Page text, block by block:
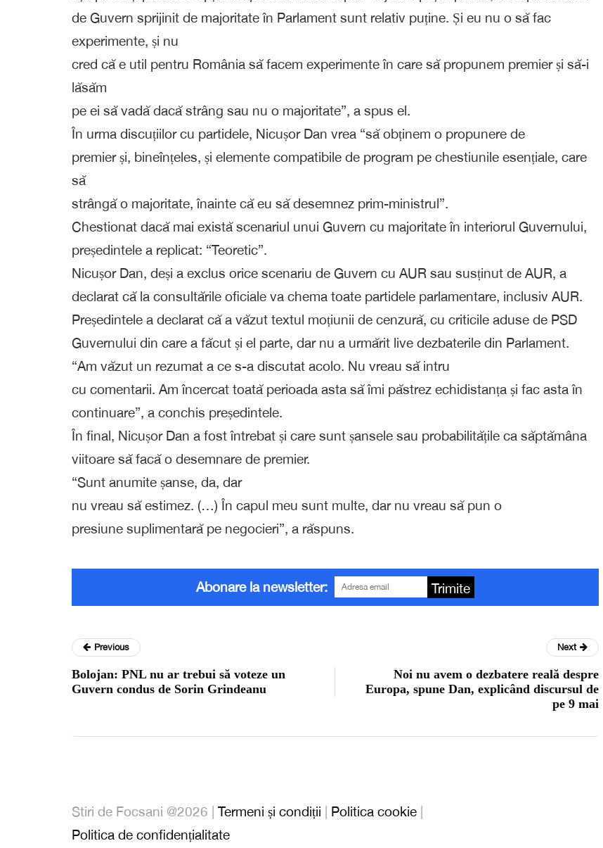
de Guvern sprijinit de majoritate în Parlament sunt relativ puține. Și eu nu o să fac
experimente, și nu
cred că e util pentru România să facem experimente în care să propunem premier și să-i
lăsăm
pe ei să vadă dacă strâng sau nu o majoritate”, a spus el.
În urma discuțiilor cu partidele, Nicușor Dan vrea “să obținem o propunere de
premier și, bineînțeles, și elemente compatibile de program pe chestiunile esențiale, care
să
strângă o majoritate, înainte că eu să desemnez prim-ministrul”.
Chestionat dacă mai există scenariul unui Guvern cu majoritate în interiorul Guvernului,
președintele a replicat: “Teoretic”.
Nicușor Dan, deși a exclus orice scenariu de Guvern cu AUR sau susținut de AUR, a
declarat că la consultările oficiale va chema toate partidele parlamentare, inclusiv AUR.
Președintele a declarat că a văzut textul moțiunii de cenzură, cu criticile aduse de PSD
Guvernului din care a făcut și el parte, dar nu a urmărit live dezbaterile din Parlament.
“Am văzut un rezumat a ce s-a discutat acolo. Nu vreau să intru
cu comentarii. Am încercat toată perioada asta să îmi păstrez echidistanța și fac asta în
continuare”, a conchis președintele.
În final, Nicușor Dan a fost întrebat și care sunt șansele sau probabilitățile ca săptămâna
viitoare să facă o desemnare de premier.
“Sunt anumite șanse, da, dar
nu vreau să estimez. (…) În capul meu sunt multe, dar nu vreau să pun o
presiune suplimentară pe negocieri”, a răspuns.
Abonare la newsletter: Trimite
Previous
Bolojan: PNL nu ar trebui să voteze un
Guvern condus de Sorin Grindeanu
Next
Noi nu avem o dezbatere reală despre
Europa, spune Dan, explicând discursul de
pe 9 mai
Stiri de Focsani @2026 | Termeni și condiții | Politica cookie |
Politica de confidențialitate